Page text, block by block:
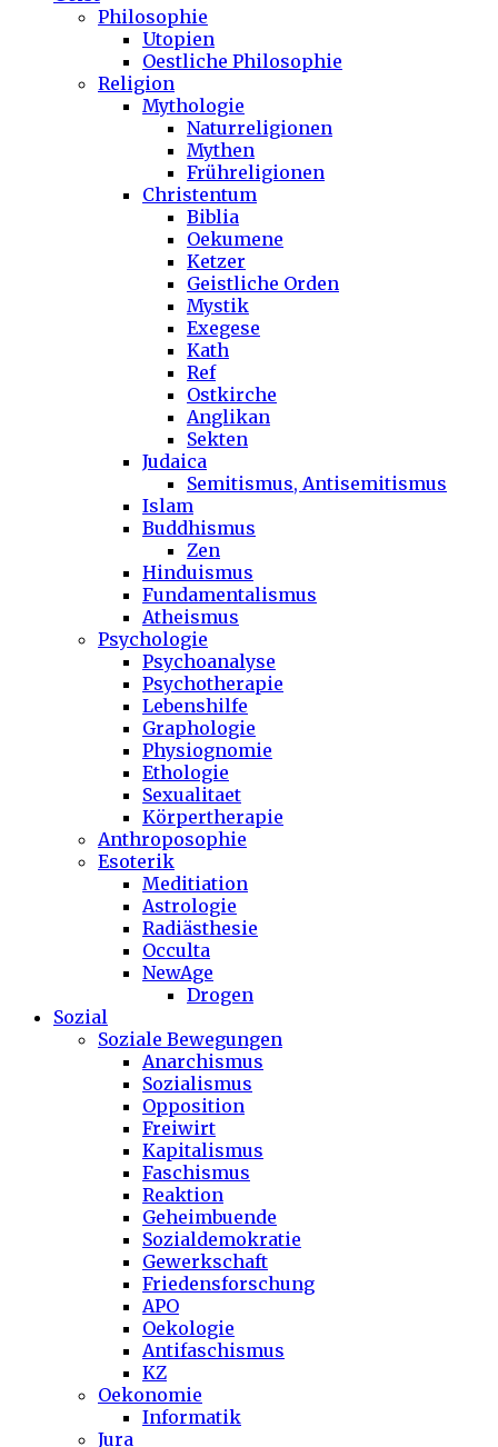
Philosophie
Utopien
Oestliche Philosophie
Religion
Mythologie
Naturreligionen
Mythen
Frühreligionen
Christentum
Biblia
Oekumene
Ketzer
Geistliche Orden
Mystik
Exegese
Kath
Ref
Ostkirche
Anglikan
Sekten
Judaica
Semitismus, Antisemitismus
Islam
Buddhismus
Zen
Hinduismus
Fundamentalismus
Atheismus
Psychologie
Psychoanalyse
Psychotherapie
Lebenshilfe
Graphologie
Physiognomie
Ethologie
Sexualitaet
Körpertherapie
Anthroposophie
Esoterik
Meditiation
Astrologie
Radiästhesie
Occulta
NewAge
Drogen
Sozial
Soziale Bewegungen
Anarchismus
Sozialismus
Opposition
Freiwirt
Kapitalismus
Faschismus
Reaktion
Geheimbuende
Sozialdemokratie
Gewerkschaft
Friedensforschung
APO
Oekologie
Antifaschismus
KZ
Oekonomie
Informatik
Jura